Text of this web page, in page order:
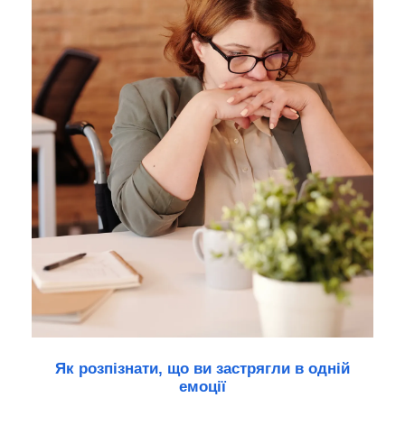
Як розпізнати, що ви застрягли в одній
емоції